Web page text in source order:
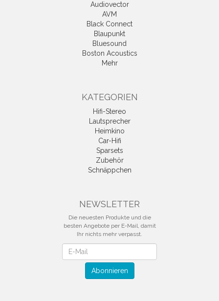
Audiovector
AVM
Black Connect
Blaupunkt
Bluesound
Boston Acoustics
Mehr
KATEGORIEN
Hifi-Stereo
Lautsprecher
Heimkino
Car-Hifi
Sparsets
Zubehör
Schnäppchen
NEWSLETTER
Die neuesten Produkte und die
besten Angebote per E-Mail, damit
Ihr nichts mehr verpasst.
Abonnieren